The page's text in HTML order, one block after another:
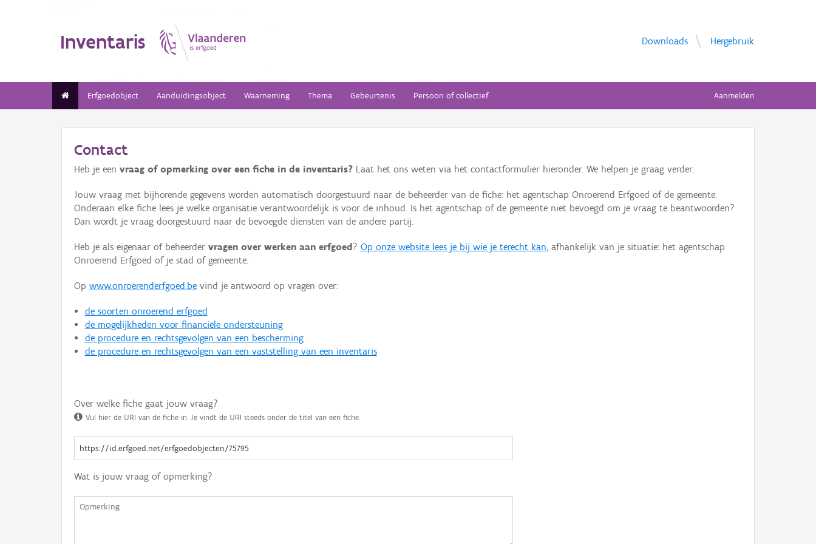
Inventaris Downloads Hergebruik
Erfgoedobject Aanduidingsobject Waarneming Thema Gebeurtenis Persoon of collectief Aanmelden
Contact
Heb je een vraag of opmerking over een fiche in de inventaris? Laat het ons weten via het contactformulier hieronder. We helpen je graag verder.
Jouw vraag met bijhorende gegevens worden automatisch doorgestuurd naar de beheerder van de fiche: het agentschap Onroerend Erfgoed of de gemeente.
Onderaan elke fiche lees je welke organisatie verantwoordelijk is voor de inhoud. Is het agentschap of de gemeente niet bevoegd om je vraag te beantwoorden?
Dan wordt je vraag doorgestuurd naar de bevoegde diensten van de andere partij.
Heb je als eigenaar of beheerder vragen over werken aan erfgoed ? Op onze website lees je bij wie je terecht kan, afhankelijk van je situatie: het agentschap
Onroerend Erfgoed of je stad of gemeente.
Op www.onroerenderfgoed.be vind je antwoord op vragen over:
de soorten onroerend erfgoed
de mogelijkheden voor financiële ondersteuning
de procedure en rechtsgevolgen van een bescherming
de procedure en rechtsgevolgen van een vaststelling van een inventaris
Over welke fiche gaat jouw vraag?
Vul hier de URI van de fiche in. Je vindt de URI steeds onder de titel van een fiche.
Wat is jouw vraag of opmerking?